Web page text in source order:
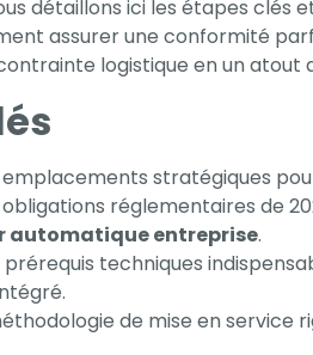
détaillons ici les étapes clés
assurer une conformité
logistique en un
emplacements stratégiques
réglementaires de
automatique entreprise.
techniques
de mise en service